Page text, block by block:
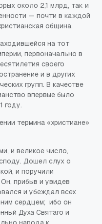
около 2,1 млрд, так и
— почти в каждой
община.
на тот
первоначально в
своего
и в других
групп. В качестве
впервые было
году.
термина «христиане»
и великое число,
Дошел слух о
и поручили
прибыв и увидев
и убеждал всех
сердцем; ибо он
Духа Святаго и